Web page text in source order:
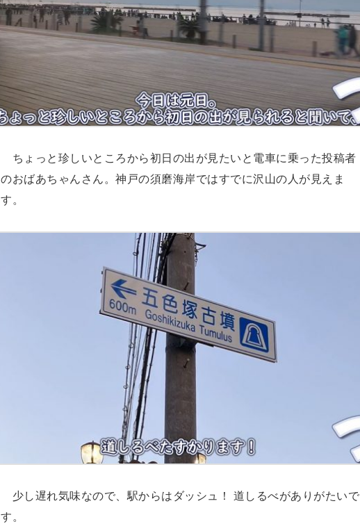
ちょっと珍しいところから初日の出が見たいと電車に乗った投稿者
のおばあちゃんさん。神戸の須磨海岸ではすでに沢山の人が見えま
す。
少し遅れ気味なので、駅からはダッシュ！ 道しるべがありがたいで
す。